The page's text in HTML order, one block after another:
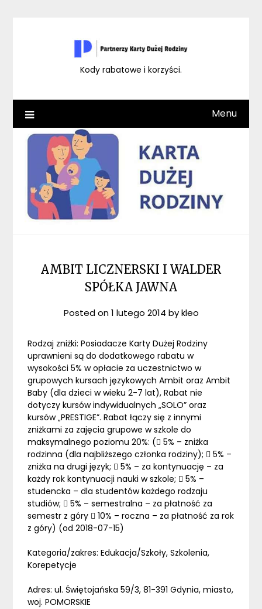
Kody rabatowe i korzyści.
Menu
AMBIT LICZNERSKI I WALDER
SPÓŁKA JAWNA
Posted on1 lutego 2014 bykleo
Rodzaj zniżki: Posiadacze Karty Dużej Rodziny
uprawnieni są do dodatkowego rabatu w
wysokości 5% w opłacie za uczestnictwo w
grupowych kursach językowych Ambit oraz Ambit
Baby (dla dzieci w wieku 2-7 lat), Rabat nie
dotyczy kursów indywidualnych „SOLO” oraz
kursów „PRESTIGE”. Rabat łączy się z innymi
zniżkami za zajęcia grupowe w szkole do
maksymalnego poziomu 20%: ( 5% – zniżka
rodzinna (dla najbliższego członka rodziny);  5% –
zniżka na drugi język;  5% – za kontynuację – za
każdy rok kontynuacji nauki w szkole;  5% –
studencka – dla studentów każdego rodzaju
studiów;  5% – semestralna – za płatność za
semestr z góry  10% – roczna – za płatność za rok
z góry) (od 2018-07-15)
Kategoria/zakres: Edukacja/Szkoły, Szkolenia,
Korepetycje
Adres: ul. Świętojańska 59/3, 81-391 Gdynia, miasto,
woj. POMORSKIE